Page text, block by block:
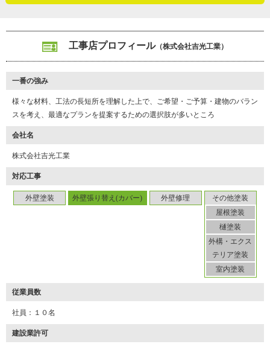
工事店プロフィール（株式会社吉光工業）
一番の強み
様々な材料、工法の長短所を理解した上で、ご希望・ご予算・建物のバラン
スを考え、最適なプランを提案するための選択肢が多いところ
会社名
株式会社吉光工業
対応工事
外壁塗装 外壁張り替え(カバー) 外壁修理
その他塗装
屋根塗装
樋塗装
外構・エクス
テリア塗装
室内塗装
従業員数
社員：１０名
建設業許可